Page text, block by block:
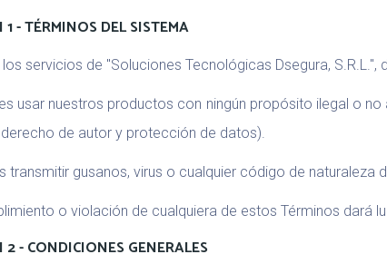
1 - TÉRMINOS DEL SISTEMA
los servicios de "Soluciones Tecnológicas Dsegura,
usar nuestros productos con ningún propósito ilegal o
de autor y protección de datos).
transmitir gusanos, virus o cualquier código de naturaleza
o violación de cualquiera de estos Términos dará
2 - CONDICIONES GENERALES